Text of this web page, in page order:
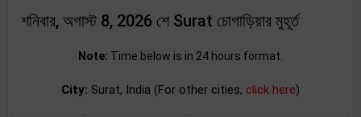
শনিবার, অগাস্ট 8, 2026 শে Surat চোগাড়িয়ার মুহূর্ত
Note: Time below is in 24 hours format.
City: Surat, India (For other cities, click here)